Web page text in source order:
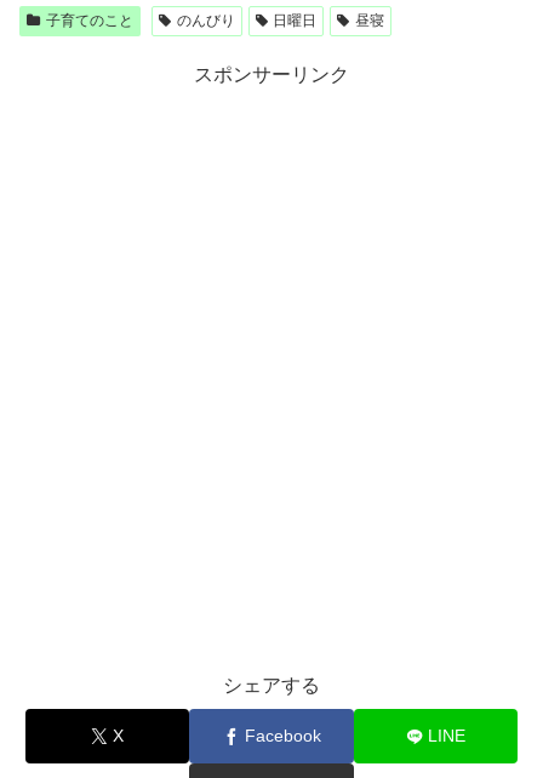
子育てのこと のんびり 日曜日 昼寝
スポンサーリンク
シェアする
X Facebook LINE